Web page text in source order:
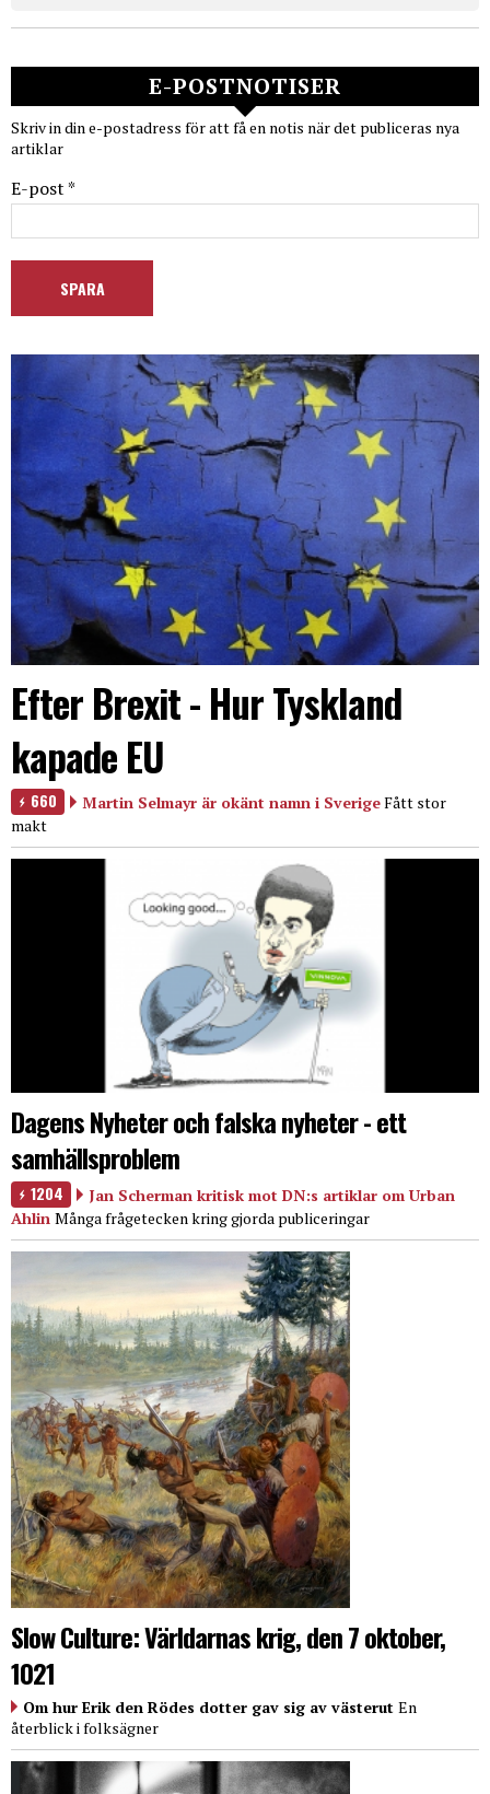
E-POSTNOTISER
Skriv in din e-postadress för att få en notis när det publiceras nya
artiklar
E-post *
Efter Brexit - Hur Tyskland
kapade EU
660 Martin Selmayr är okänt namn i SverigeFått stor
makt
Dagens Nyheter och falska nyheter - ett
samhällsproblem
1204
Jan Scherman kritisk mot DN:s artiklar om Urban
Ahlin Många frågetecken kring gjorda publiceringar
Slow Culture: Världarnas krig, den 7 oktober,
1021
Om hur Erik den Rödes dotter gav sig av västerut En
återblick i folksägner